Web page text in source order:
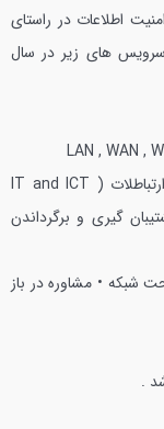
اطلاعات در راستای
سرویس های زیر در سال
• مشاوره در تهیه سند راهبری فناوری اطلاعات و ارتباطلات ( IT and ICT
گیری و برگرداندن
شبکه • مشاوره در باز
.